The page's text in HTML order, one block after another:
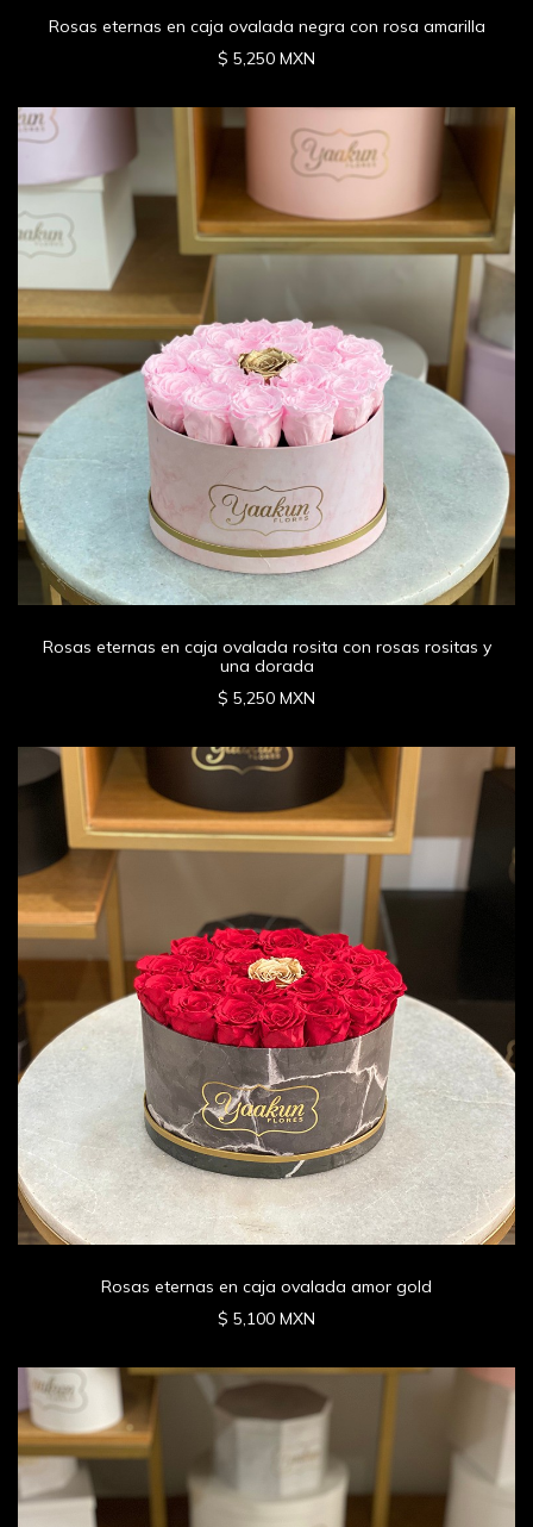
Rosas eternas en caja ovalada negra con rosa amarilla
$ 5,250 MXN
Rosas eternas en caja ovalada rosita con rosas rositas y
una dorada
$ 5,250 MXN
Rosas eternas en caja ovalada amor gold
$ 5,100 MXN